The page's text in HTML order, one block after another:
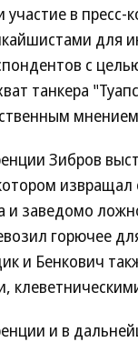
в пресс-
для
с
танкера
Зибров
извращал
и заведомо
горючее
и Бенкович
и в